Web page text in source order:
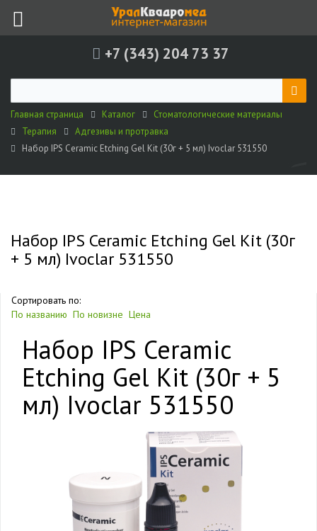
+7 (343) 204 73 37
Главная страница Каталог
Стоматологические материалы
Терапия
Адгезивы и протравка
Набор IPS Ceramic Etching Gel Kit (30г + 5 мл) Ivoclar 531550
Набор IPS Ceramic Etching Gel Kit (30г
+ 5 мл) Ivoclar 531550
Сортировать по:
По названию По новизне Цена
Набор IPS Ceramic
Etching Gel Kit (30г + 5
мл) Ivoclar 531550